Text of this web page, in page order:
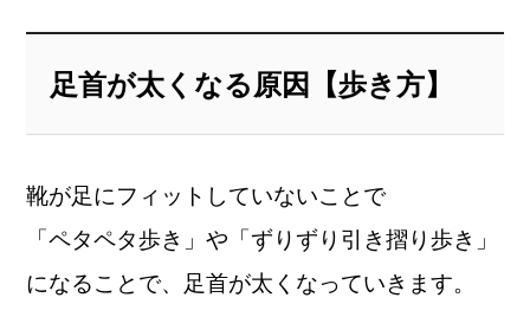
足首が太くなる原因【歩き方】
靴が足にフィットしていないことで
「ペタペタ歩き」や「ずりずり引き摺り歩き」
になることで、足首が太くなっていきます。